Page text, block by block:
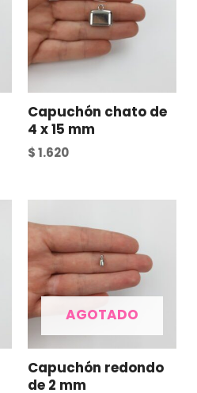
Capuchón chato de
4 x 15 mm
$1.620
AGOTADO
Capuchón redondo
de 2 mm